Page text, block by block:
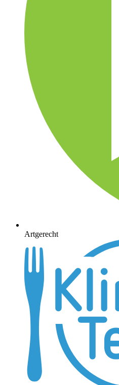
Artgerecht